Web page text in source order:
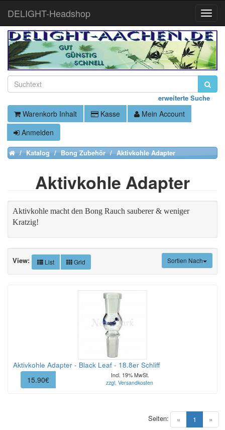
erweiterte Suche
Warenkorb Inhalt Kasse
Mein Account
Anmelden
HomeKatalog Bong Zubehör Aktivkohle Adapter
Aktivkohle Adapter
Aktivkohle macht den Bong Rauch sauberer & weniger
Kratzig!
Sortien Nach
View: List Grid
Aktivkohle Adapter - Black Leaf - 18.8er Schliff
15.90€
Incl. 19% MwSt.
zzgl. Versandkosten
« 1 (current)
»
Seiten:
Toggle
DELIGHT-Headshop